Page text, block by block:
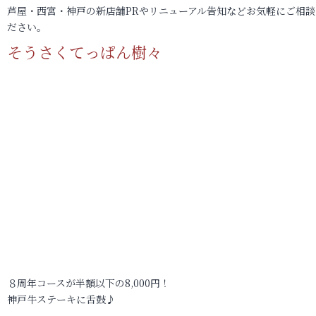
芦屋・西宮・神戸の新店舗PRやリニューアル告知などお気軽にご相
ださい。
そうさくてっぱん樹々
８周年コースが半額以下の8,000円！
神戸牛ステーキに舌鼓♪